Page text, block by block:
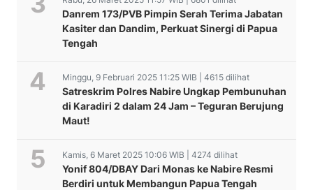
Danrem 173/PVB Pimpin Serah Terima Jabatan
Kasiter dan Dandim, Perkuat Sinergi di Papua
Tengah
Minggu, 9 Februari 2025 11:25 WIB | 4615 dilihat
Satreskrim Polres Nabire Ungkap Pembunuhan
di Karadiri 2 dalam 24 Jam – Teguran Berujung
Maut!
Kamis, 6 Maret 2025 10:06 WIB | 4274 dilihat
Yonif 804/DBAY Dari Monas ke Nabire Resmi
Berdiri untuk Membangun Papua Tengah